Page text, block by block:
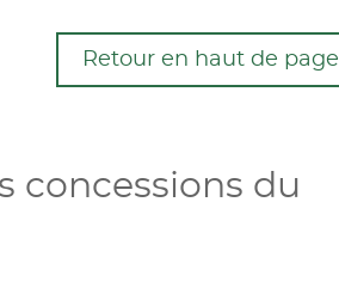
Retour en haut de page
concessions du